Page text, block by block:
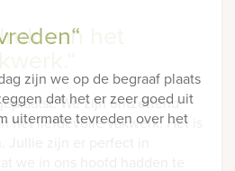
zijn we op de begraaf plaats
dat het er zeer goed uit
uitermate tevreden over het
van het
We zijn ontzettend
het liefdevolle vakwerk. Het is
zijn er perfect in